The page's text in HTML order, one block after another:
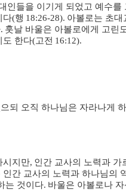
인들을 이기게 되었고 예수를
다(행 18:26-28). 아볼로는 초대
. 훗날 바울은 아볼로에게 고린
도 한다(고전 16:12).
되 오직 하나님은 자라나게
시지만, 인간 교사의 노력과 가
인간 교사의 노력과 하나님의
는 것이다. 바울은 아볼로나 자